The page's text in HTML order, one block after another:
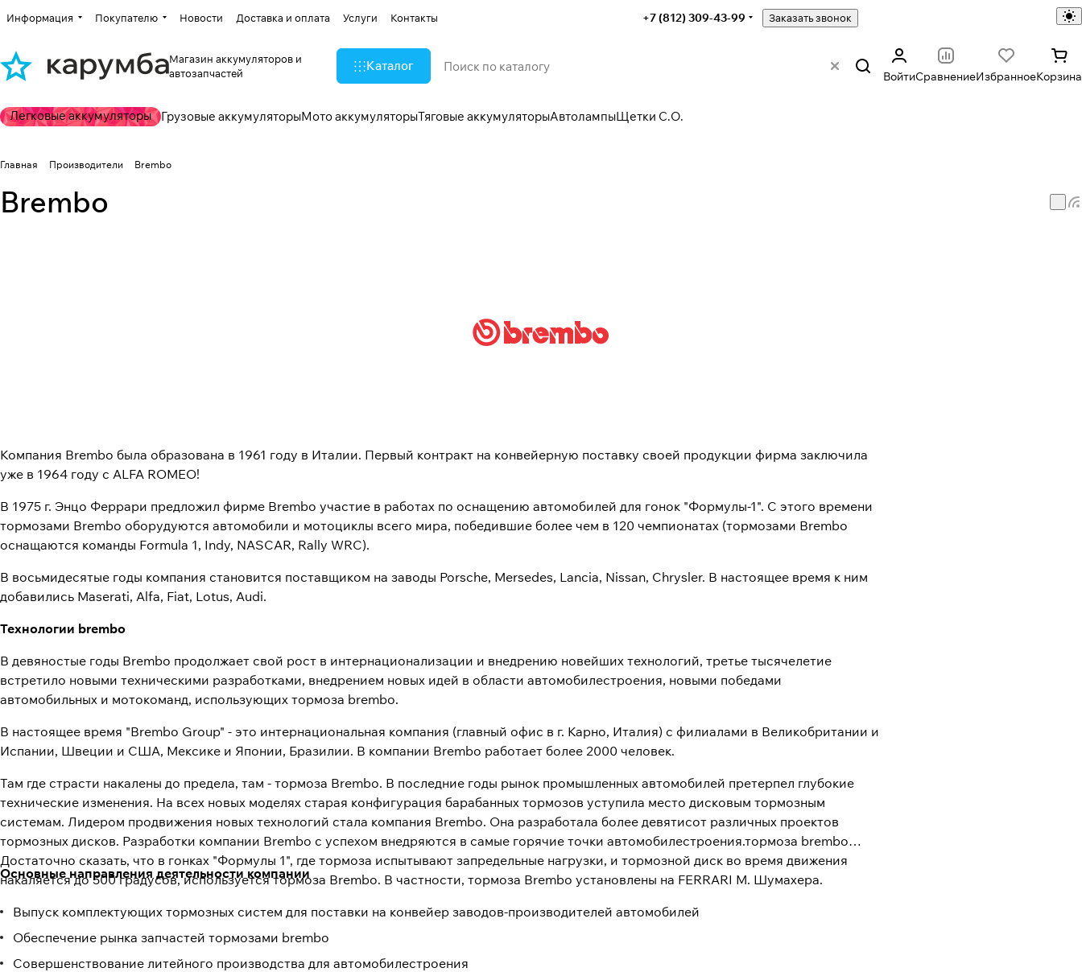
Информация Покупателю Новости Доставка и оплата Услуги Контакты +7 (812) 309-43-99 Заказать звонок
Магазин аккумуляторов и
автозапчастей
Каталог
ВойтиСравнениеИзбранноеКорзина
Легковые аккумуляторы Грузовые аккумуляторыМото аккумуляторыТяговые аккумуляторыАвтолампыЩетки С.О.
Главная Производители Brembo
Brembo
Компания Brembo была образована в 1961 году в Италии. Первый контракт на конвейерную поставку своей продукции фирма заключила
уже в 1964 году с ALFA ROMEO!
В 1975 г. Энцо Феррари предложил фирме Brembo участие в работах по оснащению автомобилей для гонок "Формулы-1". С этого времени
тормозами Brembo оборудуются автомобили и мотоциклы всего мира, победившие более чем в 120 чемпионатах (тормозами Brembo
оснащаются команды Formula 1, Indy, NASCAR, Rally WRC).
В восьмидесятые годы компания становится поставщиком на заводы Porsche, Mersedes, Lancia, Nissan, Chrysler. В настоящее время к ним
добавились Maserati, Alfa, Fiat, Lotus, Audi.
Технологии brembo
В девяностые годы Brembo продолжает свой рост в интернационализации и внедрению новейших технологий, третье тысячелетие
встретило новыми техническими разработками, внедрением новых идей в области автомобилестроения, новыми победами
автомобильных и мотокоманд, использующих тормоза brembo.
В настоящее время "Brembo Group" - это интернациональная компания (главный офис в г. Карно, Италия) с филиалами в Великобритании и
Испании, Швеции и США, Мексике и Японии, Бразилии. В компании Brembo работает более 2000 человек.
Там где страсти накалены до предела, там - тормоза Brembo. В последние годы рынок промышленных автомобилей претерпел глубокие
технические изменения. На всех новых моделях старая конфигурация барабанных тормозов уступила место дисковым тормозным
системам. Лидером продвижения новых технологий стала компания Brembo. Она разработала более девятисот различных проектов
тормозных дисков. Разработки компании Brembo с успехом внедряются в самые горячие точки автомобилестроения.тормоза brembo
Достаточно сказать, что в гонках "Формулы 1", где тормоза испытывают запредельные нагрузки, и тормозной диск во время движения
накаляется до 500 градусов, используется тормоза Brembo. В частности, тормоза Brembo установлены на FERRARI М. Шумахера.
Основные направления деятельности компании
Выпуск комплектующих тормозных систем для поставки на конвейер заводов-производителей автомобилей
Обеспечение рынка запчастей тормозами brembo
Совершенствование литейного производства для автомобилестроения